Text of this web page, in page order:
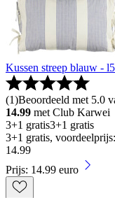
Kussen streep blauw -
(1)Beoordeeld met 5.0
14.99 met Club Karwei
3+1 gratis3+1 gratis
3+1 gratis,
14.99
Prijs: 14.99 euro